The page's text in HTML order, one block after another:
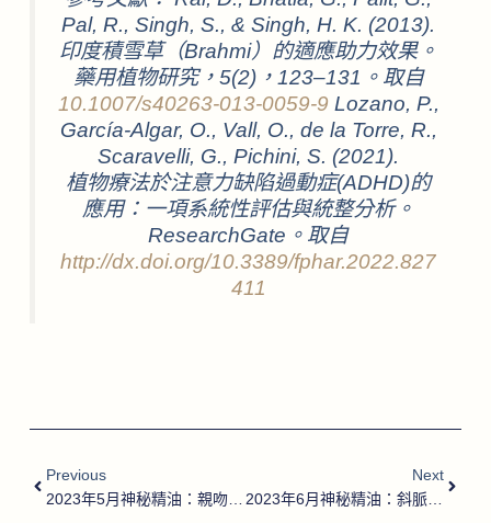
Pal, R., Singh, S., & Singh, H. K. (2013).
印度積雪草（Brahmi）的適應助力效果。
藥用植物研究，5(2)，123–131。取自
10.1007/s40263-013-0059-9 Lozano, P.,
García-Algar, O., Vall, O., de la Torre, R.,
Scaravelli, G., Pichini, S. (2021).
植物療法於注意力缺陷過動症(ADHD)的
應用：一項系統性評估與統整分析。
ResearchGate。取自
http://dx.doi.org/10.3389/fphar.2022.827
411
Previous
2023年5月神秘精油：親吻椰香複方精油
Next
2023年6月神秘精油：斜脈尤加利精油